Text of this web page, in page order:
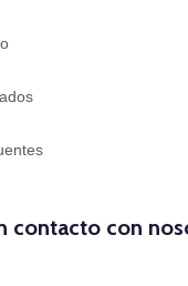
contacto con